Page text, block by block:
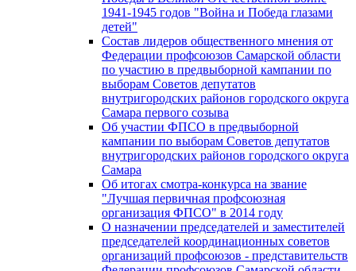
1941-1945 годов "Война и Победа глазами
детей"
Состав лидеров общественного мнения от
Федерации профсоюзов Самарской области
по участию в предвыборной кампании по
выборам Советов депутатов
внутригородских районов городского округа
Самара первого созыва
Об участии ФПСО в предвыборной
кампании по выборам Советов депутатов
внутригородских районов городского округа
Самара
Об итогах смотра-конкурса на звание
"Лучшая первичная профсоюзная
организация ФПСО" в 2014 году
О назначении председателей и заместителей
председателей координационных советов
организаций профсоюзов - представительств